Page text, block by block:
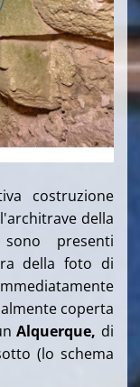
costruzione
della
presenti
della foto di
coperta
Alquerque, di
(lo schema